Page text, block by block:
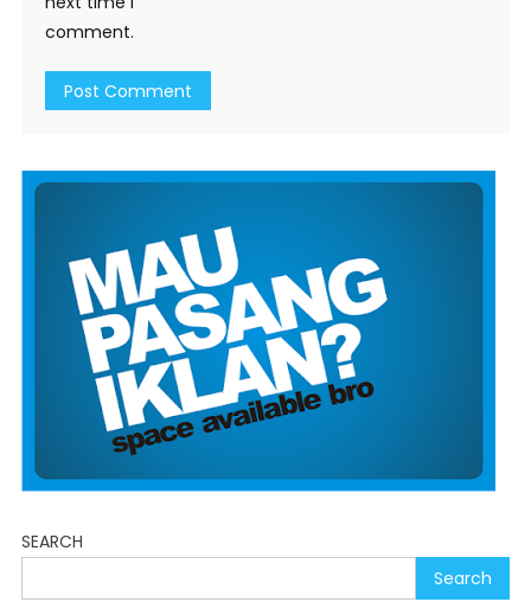
comment.
SEARCH
Search